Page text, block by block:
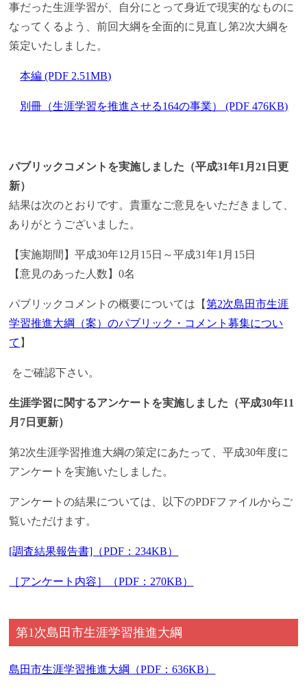
事だった生涯学習が、自分にとって身近で現実的なものに
なってくるよう、前回大綱を全面的に見直し第2次大綱を
策定いたしました。
本編 (PDF 2.51MB)
別冊（生涯学習を推進させる164の事業） (PDF 476KB)
パブリックコメントを実施しました（平成31年1月21日更
新）
結果は次のとおりです。貴重なご意見をいただきまして、
ありがとうございました。
【実施期間】平成30年12月15日～平成31年1月15日
【意見のあった人数】0名
パブリックコメントの概要については【第2次島田市生涯
学習推進大綱（案）のパブリック・コメント募集につい
て 】
をご確認下さい。
生涯学習に関するアンケートを実施しました（平成30年11
月7日更新）
第2次生涯学習推進大綱の策定にあたって、平成30年度に
アンケートを実施いたしました。
アンケートの結果については、以下のPDFファイルからご
覧いただけます。
[調査結果報告書]（PDF：234KB）
［アンケート内容］（PDF：270KB）
第1次島田市生涯学習推進大綱
島田市生涯学習推進大綱（PDF：636KB）